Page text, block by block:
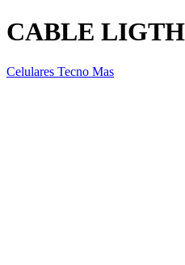
CABLE
Celulares Tecno Mas